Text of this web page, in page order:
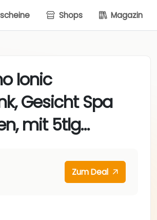
Shops Magazin
Ionic
Gesicht Spa
mit 5tlg…
Zum Deal